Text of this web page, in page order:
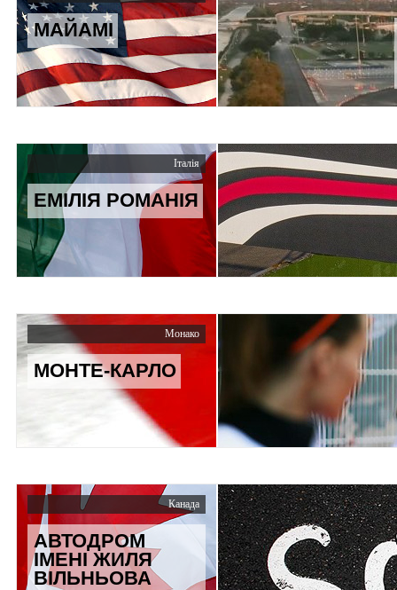
МАЙАМІ
Італія
ЕМІЛІЯ РОМАНІЯ
Монако
МОНТЕ-КАРЛО
Канада
АВТОДРОМ
ІМЕНІ ЖИЛЯ
ВІЛЬНЬОВА